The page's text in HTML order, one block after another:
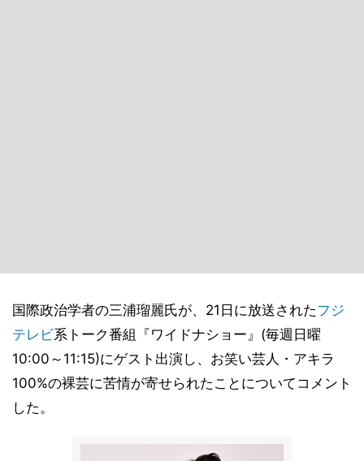
国際政治学者の三浦瑠麗氏が、21日に放送されたフジ
テレビ系トーク番組『ワイドナショー』(毎週日曜
10:00～11:15)にゲスト出演し、お笑い芸人・アキラ
100%の裸芸に苦情が寄せられたことについてコメント
した。